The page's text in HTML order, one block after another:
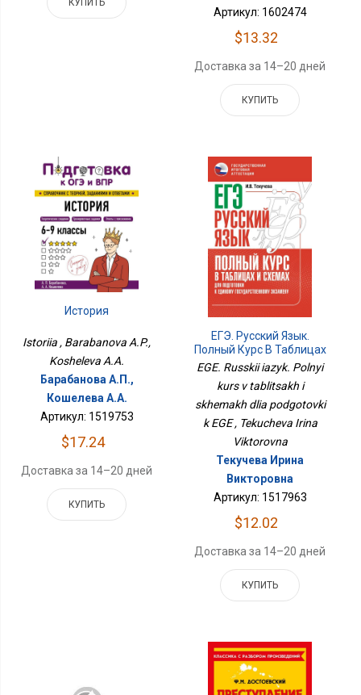
КУПИТЬ
Артикул: 1602474
$13.32
Доставка за 14–20 дней
КУПИТЬ
История
Istoriia , Barabanova A.P.,
Kosheleva A.A.
Барабанова А.П.,
Кошелева А.А.
Артикул: 1519753
$17.24
Доставка за 14–20 дней
КУПИТЬ
ЕГЭ. Русский Язык.
Полный Курс В Таблицах
И Схемах Для
Подготовки К ЕГЭ
EGE. Russkii iazyk. Polnyi
kurs v tablitsakh i
skhemakh dlia podgotovki
k EGE , Tekucheva Irina
Viktorovna
Текучева Ирина
Викторовна
Артикул: 1517963
$12.02
Доставка за 14–20 дней
КУПИТЬ